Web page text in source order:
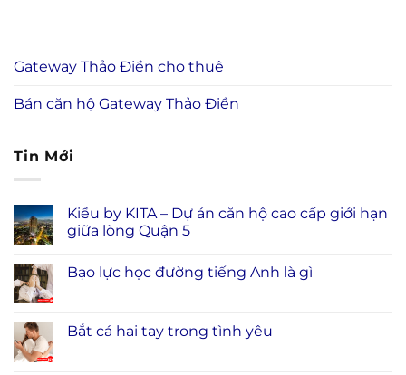
Gateway Thảo Điền cho thuê
Bán căn hộ Gateway Thảo Điền
Tin Mới
Kiều by KITA – Dự án căn hộ cao cấp giới hạn
giữa lòng Quận 5
Bạo lực học đường tiếng Anh là gì
Bắt cá hai tay trong tình yêu